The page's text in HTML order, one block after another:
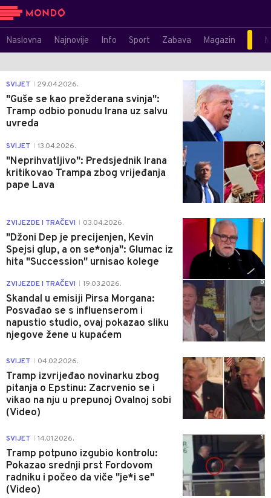
Naslovna Najnovije Info Sport Zabava Magazin
SVIJET 29.04.2026.
"Guše se kao prežderana svinja":
Tramp odbio ponudu Irana uz salvu
uvreda
2
SVIJET 13.04.2026.
"Neprihvatljivo": Predsjednik Irana
kritikovao Trampa zbog vrijeđanja
pape Lava
0
ZVIJEZDE I TRAČEVI 03.04.2026.
"Džoni Dep je precijenjen, Kevin
Spejsi glup, a on se*onja": Glumac iz
hita "Succession" urnisao kolege
0
ZVIJEZDE I TRAČEVI 19.03.2026.
Skandal u emisiji Pirsa Morgana:
Posvađao se s influenserom i
napustio studio, ovaj pokazao sliku
njegove žene u kupaćem
0
SVIJET 04.02.2026.
Tramp izvrijeđao novinarku zbog
pitanja o Epstinu: Zacrvenio se i
vikao na nju u prepunoj Ovalnoj sobi
(Video)
0
SVIJET 14.01.2026.
Tramp potpuno izgubio kontrolu:
Pokazao srednji prst Fordovom
radniku i počeo da viče "je*i se"
(Video)
1